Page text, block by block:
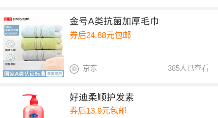
金号A类抗菌加厚毛巾
券后24.88元包邮
385人已查看
京东
好迪柔顺护发素
券后13.9元包邮